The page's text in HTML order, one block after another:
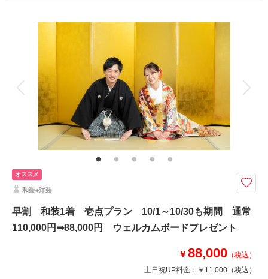
新婦衣装2着
データ 210 カット
家族と撮影 家族用衣装レンタル ペットと撮影
その他含むもの
足袋・肌着 髪飾り等 庭園迄の移動費 撮影申請代 最終見積113,000円
【和装】旧安田庭園×【ドレス】東京駅ナイト／洋装は銀座店・阿佐ヶ谷店
の衣装から好きな衣裳が選べる コスパ◎
①ウェルカムボードor六切写真4面
②土日祝UP料金無料
③半襟プレゼント
オススメ
和装+洋装
早割 和装1着 壱点プラン 10/1～10/30も期間 通常
110,000円➡88,000円 ウェルカムボードプレゼント
￥88,000 （税込）
土日祝UP料金： ￥11,000 （税込）